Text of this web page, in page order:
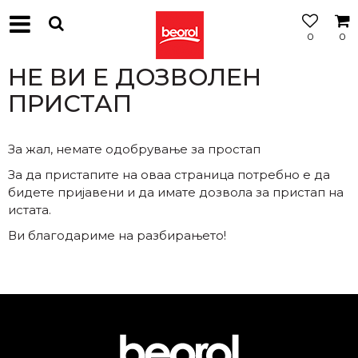
0
0
БЕСПЛАТНА
ИСПОРАКА
НЕ ВИ Е ДОЗВОЛЕН
ПРИСТАП
За жал, немате одобрување за простап
За да пристапите на оваа страница потребно е да
бидете пријавени и да имате дозвола за пристап на
истата.
Ви благодариме на разбирањето!